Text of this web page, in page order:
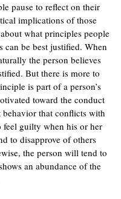
pause to reflect on their
implications of those
what principles people
can be best justified. When
the person believes
But there is more to
is part of a person’s
toward the conduct
that conflicts with
guilty when his or her
to disapprove of others
the person will tend to
an abundance of the